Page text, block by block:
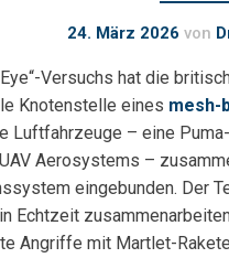
24. März 2026 von
Versuchs hat die
Knotenstelle eines mesh-
Luftfahrzeuge – eine
Aerosystems –
eingebunden. Der
in Echtzeit
Angriffe mit Martlet-